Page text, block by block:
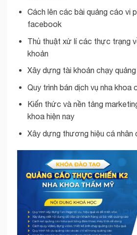
Cách lên các bài quảng cáo vi
facebook
Thủ thuật xử lí các thực trạng
khoản
Xây dựng tài khoản chạy
Quy trình bán dịch vụ nha khoa
Kiến thức và nền tảng
khoa hiện nay
Xây dựng thương hiệu cá nhân